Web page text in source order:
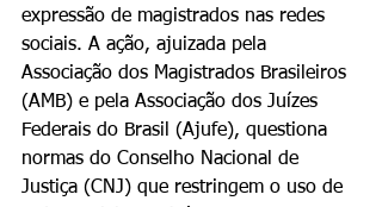
expressão de magistrados nas redes
sociais. A ação, ajuizada pela
Associação dos Magistrados Brasileiros
(AMB) e pela Associação dos Juízes
Federais do Brasil (Ajufe), questiona
normas do Conselho Nacional de
Justiça (CNJ) que restringem o uso de